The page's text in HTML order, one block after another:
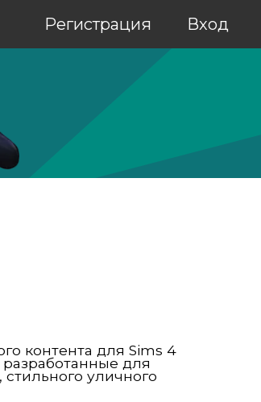
Регистрация Вход
контента для Sims 4
для
уличного